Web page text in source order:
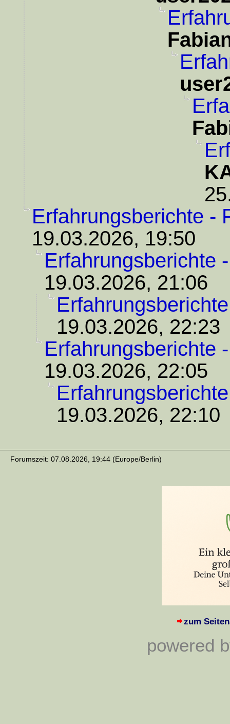
Erfahrungsberichte -
19.03.2026, 19:50
Erfahrungsberichte
19.03.2026, 21:06
19.03.2026, 22:23
Erfahrungsberichte
19.03.2026, 22:05
19.03.2026, 22:10
Forumszeit: 07.08.2026, 19:44 (Europe/Berlin)
zum
powered